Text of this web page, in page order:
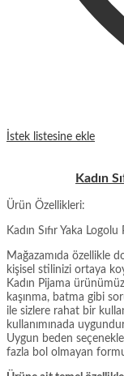
İstek listesine ekle
Kadın
Ürün Özellikleri:
Kadın Sıfır Yaka Logolu
Mağazamıda özellikle
kişisel stilinizi ortaya
Kadın Pijama
kaşınma, batma gibi
ile sizlere rahat bir
kullanımınada
Uygun beden
fazla bol olmayan